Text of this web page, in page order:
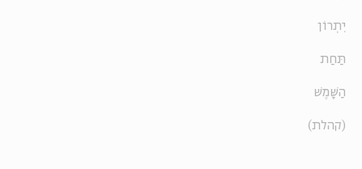
יִתְרוֹן
תַּחַת
הַשָּׁמֶשׁ
(קהלת)